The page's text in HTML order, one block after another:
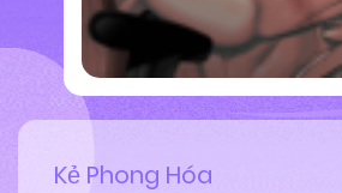
Kẻ Phong Hóa